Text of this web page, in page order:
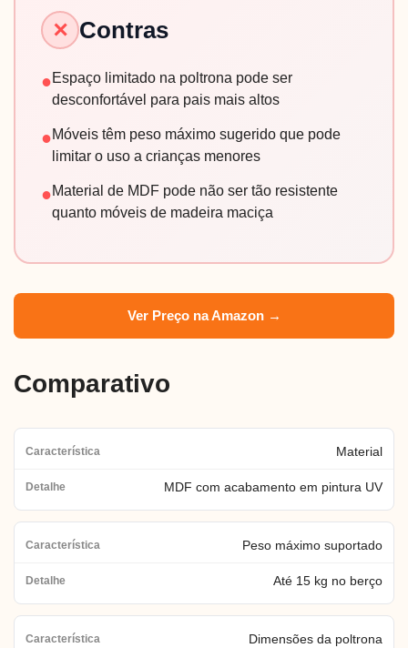
✕ Contras
●Espaço limitado na poltrona pode ser
desconfortável para pais mais altos
●Móveis têm peso máximo sugerido que pode
limitar o uso a crianças menores
●Material de MDF pode não ser tão resistente
quanto móveis de madeira maciça
Ver Preço na Amazon →
Comparativo
Material
MDF com acabamento em pintura UV
Peso máximo suportado
Até 15 kg no berço
Dimensões da poltrona